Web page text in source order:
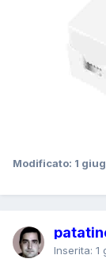
Modificato: 1
Inserita: 1